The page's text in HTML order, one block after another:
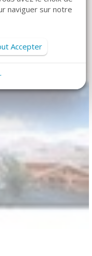
naviguer sur notre
Accepter